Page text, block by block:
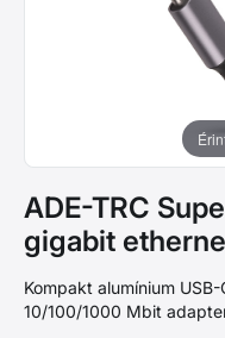
ADE-TRC
gigabit
Kompakt alumínium
10/100/1000 Mbit